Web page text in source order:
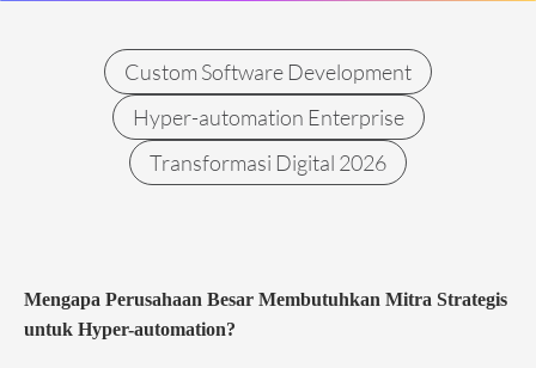
Custom Software Development
Hyper-automation Enterprise
Transformasi Digital 2026
Mengapa Perusahaan Besar Membutuhkan Mitra Strategis
untuk Hyper-automation?